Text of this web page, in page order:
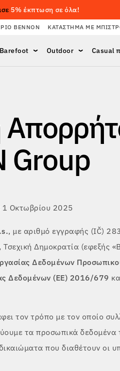
5% έκπτωση σε όλα!
BENNON ΚΑΤΆΣΤΗΜΑ ΜΕ
Barefoot Outdoor Casual
Group
1 Οκτωβρίου 2025
, με αριθμό εγγραφής (IČ)
Δημοκρατία (εφεξής
Δεδομένων
Δεδομένων (ΕΕ) 2016/679
τον τρόπο με τον οποίο
τα προσωπικά δεδομένα
που διαθέτουν οι